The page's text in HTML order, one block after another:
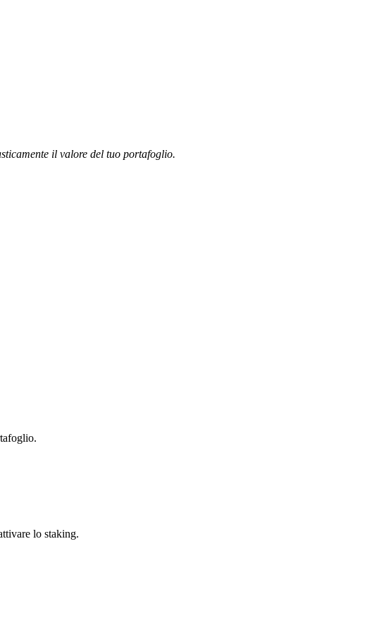
il valore del tuo portafoglio.
lo staking.